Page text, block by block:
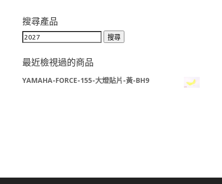
搜尋產品
搜
關
字:
搜尋
最近檢視過的商品
YAMAHA-FORCE-155-大燈貼片-黃-BH9